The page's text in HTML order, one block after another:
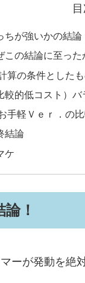
ちが強いかの結論
この結論に至った
算の条件とした
較的低コスト
手軽Ｖｅｒ．の
結論
ケ
！
ーが発動を絶